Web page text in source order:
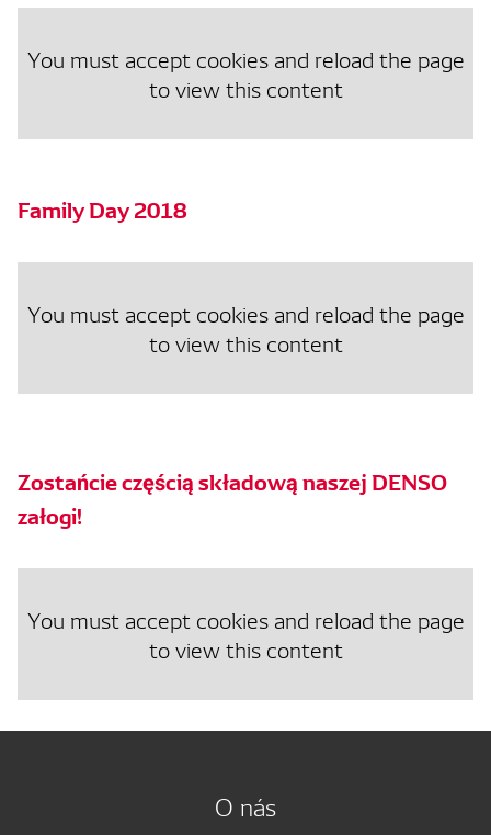
You must accept cookies and reload the page
to view this content
Family Day 2018
You must accept cookies and reload the page
to view this content
Zostańcie częścią składową naszej DENSO
załogi!
You must accept cookies and reload the page
to view this content
O nás